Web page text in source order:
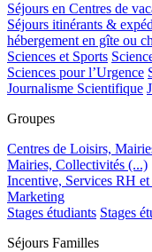
Séjours en Centres de
Séjours itinérants &
hébergement en gîte ou
Sciences et Sports
Sciences pour l’Urgence
Journalisme Scientifique
Groupes
Centres de Loisirs,
Mairies, Collectivités (...)
Incentive, Services RH
Marketing
Stages étudiants Stages
Séjours Familles